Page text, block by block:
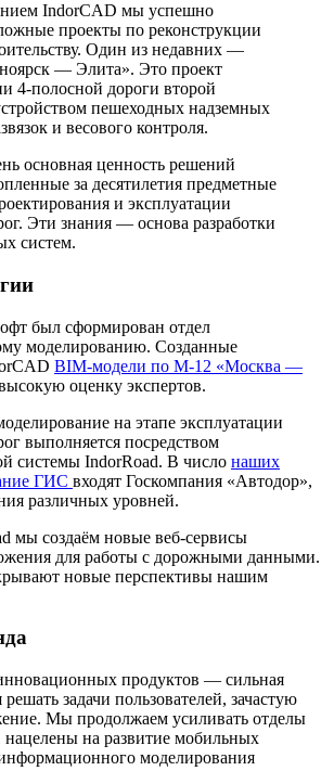
IndorCAD мы успешно
проекты по реконструкции
Один из недавних —
— Элита». Это проект
4-полосной дороги второй
пешеходных надземных
и весового контроля.
основная ценность решений
за десятилетия предметные
и эксплуатации
Эти знания — основа разработки
систем.
был сформирован отдел
моделированию. Созданные
BIM-модели по М-12 «Москва —
оценку экспертов.
на этапе эксплуатации
выполняется посредством
системы IndorRoad. В число наших
ГИС входят Госкомпания «Автодор»,
различных уровней.
мы создаём новые веб-сервисы
для работы с дорожными данными.
новые перспективы нашим
продуктов — сильная
задачи пользователей, зачастую
Мы продолжаем усиливать отделы
нацелены на развитие мобильных
моделирования